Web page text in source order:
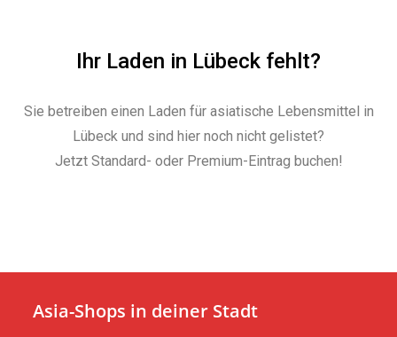
Ihr Laden in Lübeck fehlt?
Sie betreiben einen Laden für asiatische Lebensmittel in
Lübeck und sind hier noch nicht gelistet?
Jetzt Standard- oder Premium-Eintrag buchen!
Asia-Shops in deiner Stadt